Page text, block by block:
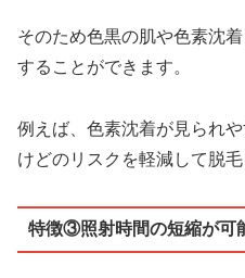
そのため色黒の肌や色素沈
することができます。
例えば、色素沈着が見られ
けどのリスクを軽減して脱
特徴③照射時間の短縮が可